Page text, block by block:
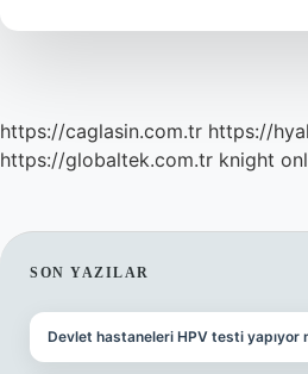
https://caglasin.com.tr https://
https://globaltek.com.tr knight
SIDEBAR
SON YAZILAR
Devlet hastaneleri HPV testi yapıyor